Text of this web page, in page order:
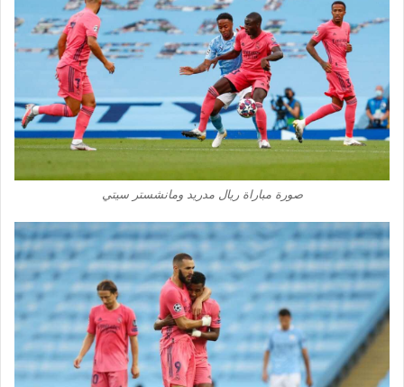
صورة مباراة ريال مدريد ومانشستر سيتي